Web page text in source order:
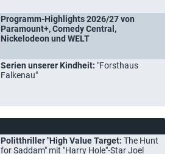
Programm-Highlights 2026/27 von
Paramount+, Comedy Central,
Nickelodeon und WELT
Serien unserer Kindheit: "Forsthaus
Falkenau"
Politthriller "High Value Target: The Hunt
for Saddam" mit "Harry Hole"-Star Joel